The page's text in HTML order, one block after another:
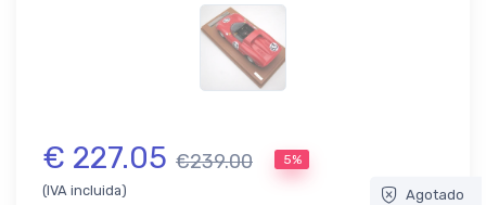
€ 227.05 €239.00 5%
(IVA incluida) Agotado